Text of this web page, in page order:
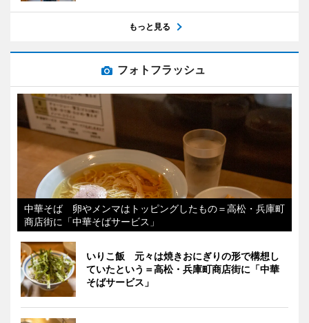
もっと見る
フォトフラッシュ
中華そば 卵やメンマはトッピングしたもの＝高松・兵庫町
商店街に「中華そばサービス」
いりこ飯 元々は焼きおにぎりの形で構想し
ていたという＝高松・兵庫町商店街に「中華
そばサービス」